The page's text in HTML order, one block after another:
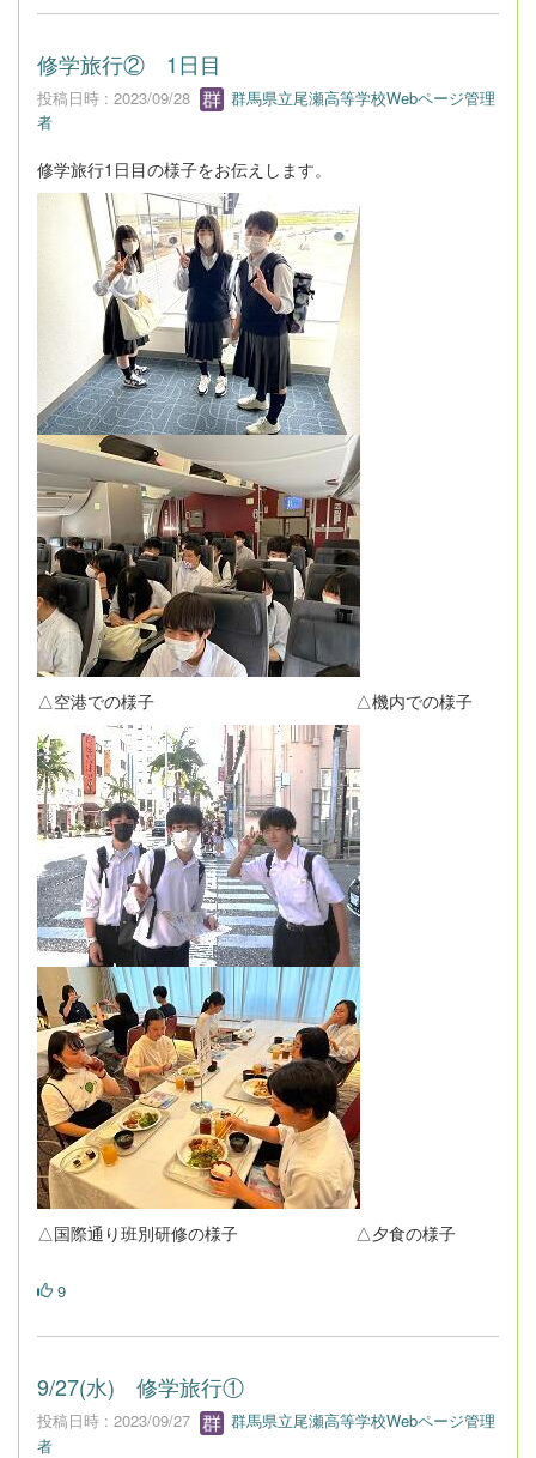
修学旅行② 1日目
投稿日時 : 2023/09/28
群馬県立尾瀬高等学校Webページ管理
者
修学旅行1日目の様子をお伝えします。
△空港での様子 △機内での様子
△国際通り班別研修の様子 △夕食の様子
9
9/27(水) 修学旅行①
投稿日時 : 2023/09/27
群馬県立尾瀬高等学校Webページ管理
者